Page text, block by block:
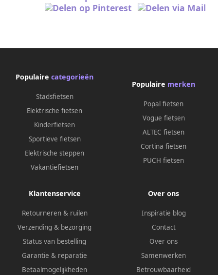
Populaire categorieën
Stadsfietsen
Elektrische fietsen
Kinderfietsen
Sportieve fietsen
Elektrische steppen
Vakantiefietsen
Populaire merken
Popal fietsen
Vogue fietsen
ALTEC fietsen
Cortina fietsen
PUCH fietsen
Klantenservice
Retourneren & ruilen
Verzending & bezorging
Status van bestelling
Garantie & reparatie
Betaalmogelijkheden
Over ons
Inspiratie blog
Contact
Over ons
Samenwerken
Betrouwbaarheid